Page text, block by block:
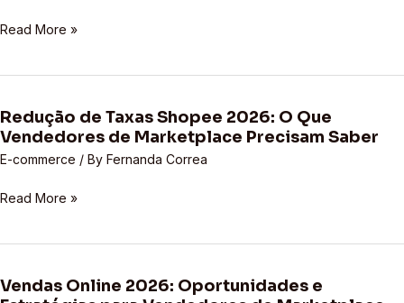
Impacto
as
Essenciais
para
Vendedores
Marketplace
Read More »
Redução de Taxas Shopee 2026: O Que
Vendedores de Marketplace Precisam Saber
E-commerce / By Fernanda Correa
Redução
de
Taxas
2026:
Que
de
Read More »
Vendas Online 2026: Oportunidades e
Vendas